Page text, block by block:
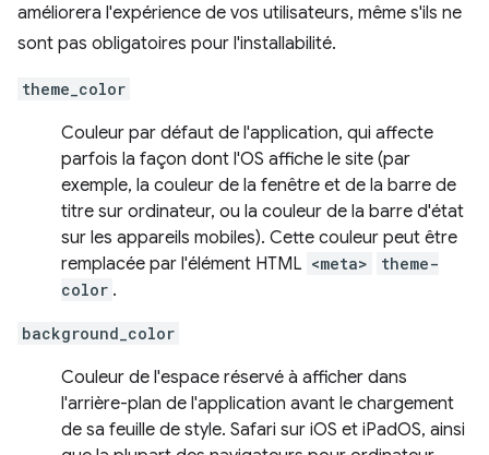
améliorera l'expérience de vos utilisateurs, même s'ils ne
sont pas obligatoires pour l'installabilité.
theme_color
Couleur par défaut de l'application, qui affecte
parfois la façon dont l'OS affiche le site (par
exemple, la couleur de la fenêtre et de la barre de
titre sur ordinateur, ou la couleur de la barre d'état
sur les appareils mobiles). Cette couleur peut être
remplacée par l'élément HTML <meta>
theme-
color .
background_color
Couleur de l'espace réservé à afficher dans
l'arrière-plan de l'application avant le chargement
de sa feuille de style. Safari sur iOS et iPadOS, ainsi